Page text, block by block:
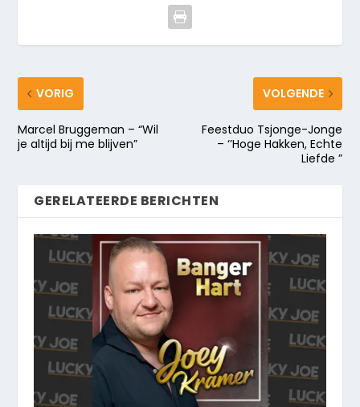
VORIG
Marcel Bruggeman – “Wil
je altijd bij me blijven”
VOLGENDE
Feestduo Tsjonge-Jonge
– ‘’Hoge Hakken, Echte
Liefde ”
GERELATEERDE BERICHTEN